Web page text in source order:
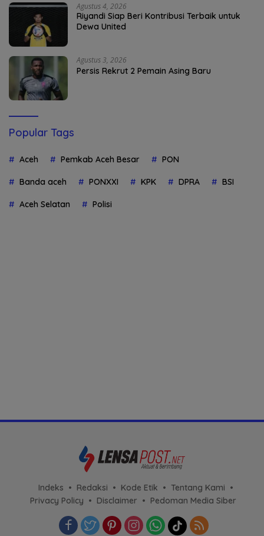
Agustus 4, 2026
Riyandi Siap Beri Kontribusi Terbaik untuk
Dewa United
Agustus 3, 2026
Persis Rekrut 2 Pemain Asing Baru
Popular Tags
Aceh Pemkab Aceh Besar PON
Banda aceh PONXXI KPK DPRA BSI
Aceh Selatan Polisi
Indeks Redaksi Kode Etik
Tentang Kami
Privacy Policy
Disclaimer Pedoman Media Siber